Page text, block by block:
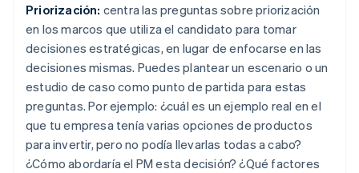
Priorización: centra las preguntas sobre priorización
en los marcos que utiliza el candidato para tomar
decisiones estratégicas, en lugar de enfocarse en las
decisiones mismas. Puedes plantear un escenario o un
estudio de caso como punto de partida para estas
preguntas. Por ejemplo: ¿cuál es un ejemplo real en el
que tu empresa tenía varias opciones de productos
para invertir, pero no podía llevarlas todas a cabo?
¿Cómo abordaría el PM esta decisión? ¿Qué factores